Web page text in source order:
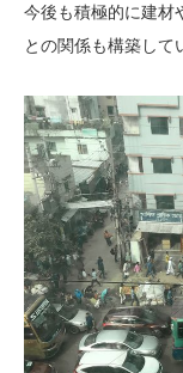
今後も積極的に建材
との関係も構築して